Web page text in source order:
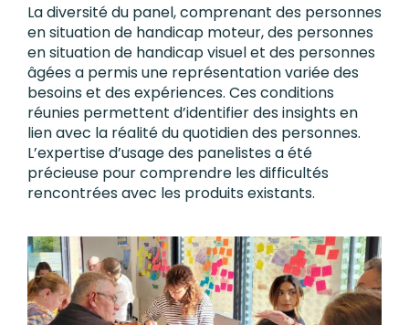
La diversité du panel, comprenant des personnes
en situation de handicap moteur, des personnes
en situation de handicap visuel et des personnes
âgées a permis une représentation variée des
besoins et des expériences. Ces conditions
réunies permettent d’identifier des insights en
lien avec la réalité du quotidien des personnes.
L’expertise d’usage des panelistes a été
précieuse pour comprendre les difficultés
rencontrées avec les produits existants.